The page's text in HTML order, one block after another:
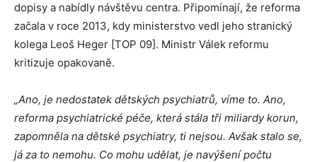
dopisy a nabídly návštěvu centra. Připomínají, že reforma
začala v roce 2013, kdy ministerstvo vedl jeho stranický
kolega Leoš Heger [TOP 09]. Ministr Válek reformu
kritizuje opakovaně.
„Ano, je nedostatek dětských psychiatrů, víme to. Ano,
reforma psychiatrické péče, která stála tři miliardy korun,
zapomněla na dětské psychiatry, ti nejsou. Avšak stalo se,
já za to nemohu. Co mohu udělat, je navýšení počtu